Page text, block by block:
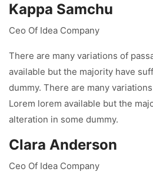
Kappa Samchu
Ceo Of Idea Company
There are many variations of
available but the majority have
dummy. There are many
Lorem lorem available but the
alteration in some dummy.
Clara Anderson
Ceo Of Idea Company